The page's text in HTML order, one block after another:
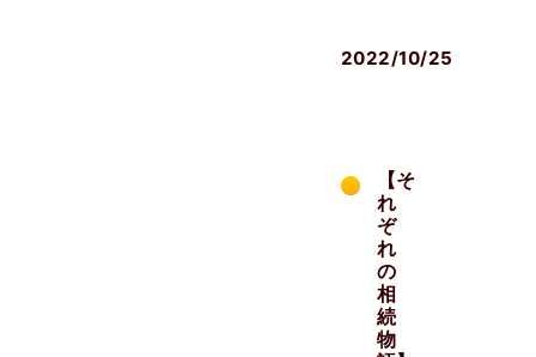
2022/10/25
【そ
れ
ぞ
れ
の
相
続
物